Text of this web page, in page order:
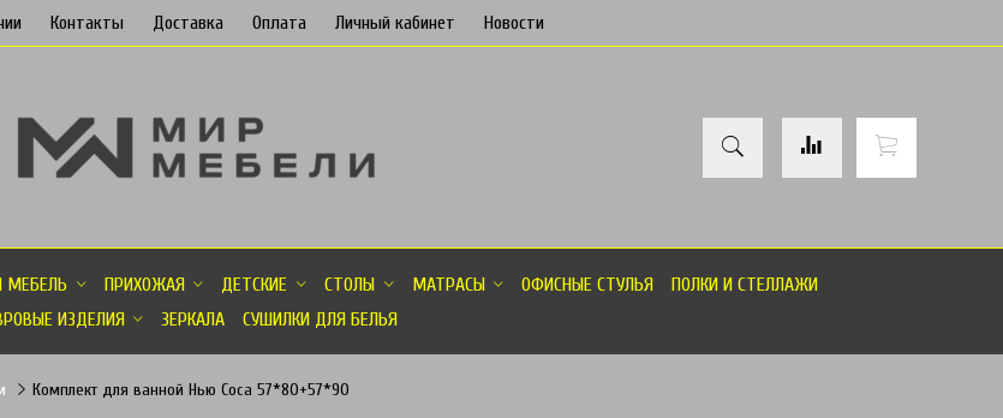
Контакты Доставка Оплата Личный кабинет Новости
МЕБЕЛЬ ПРИХОЖАЯ ДЕТСКИЕ СТОЛЫ МАТРАСЫ ОФИСНЫЕ СТУЛЬЯ
ПОЛКИ И СТЕЛЛАЖИ
ИЗДЕЛИЯ
ЗЕРКАЛА СУШИЛКИ ДЛЯ БЕЛЬЯ
Комплект для ванной Нью Соса 57*80+57*90